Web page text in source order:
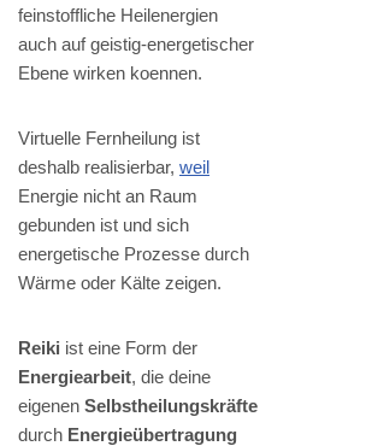
feinstoffliche Heilenergien
auch auf geistig-energetischer
Ebene wirken koennen.
Virtuelle Fernheilung ist
deshalb realisierbar, weil
Energie nicht an Raum
gebunden ist und sich
energetische Prozesse durch
Wärme oder Kälte zeigen.
Reiki ist eine Form der
Energiearbeit, die deine
eigenen Selbstheilungskräfte
durch Energieübertragung